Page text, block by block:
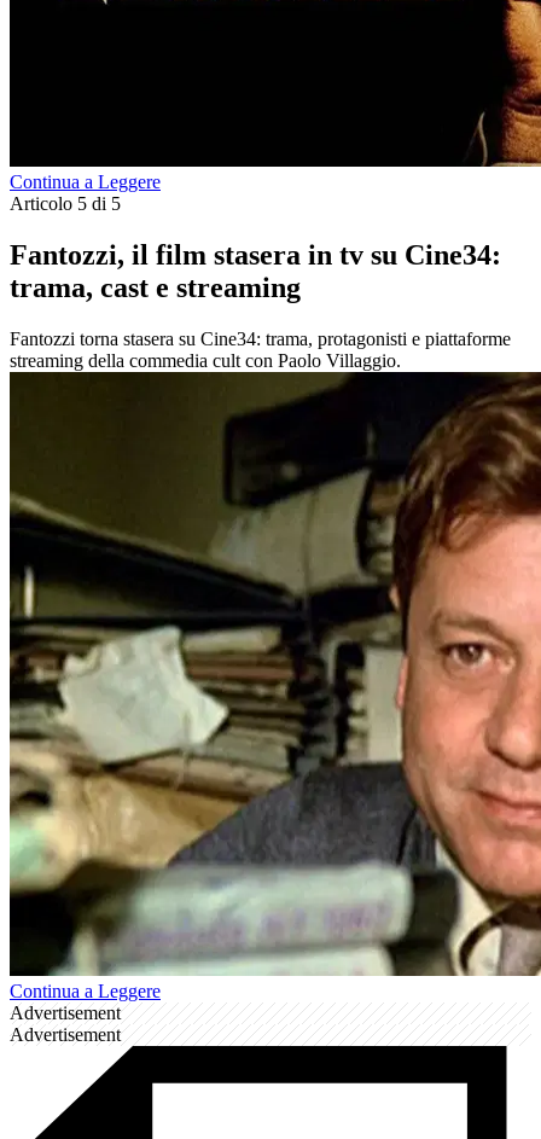
Continua a Leggere
Articolo 5 di 5
Fantozzi, il film stasera in tv su Cine34:
trama, cast e streaming
Fantozzi torna stasera su Cine34: trama, protagonisti e piattaforme
streaming della commedia cult con Paolo Villaggio.
Continua a Leggere
Advertisement
Advertisement